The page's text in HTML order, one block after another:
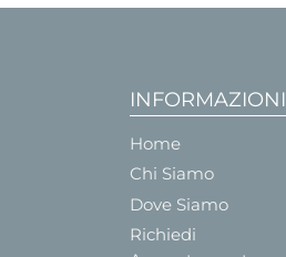
INFORMAZIONI
Home
Chi Siamo
Dove Siamo
Richiedi